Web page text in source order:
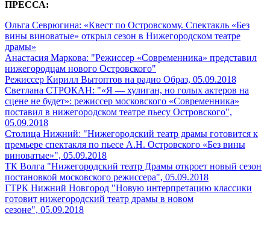
ПРЕССА:
Ольга Севрюгина: «Квест по Островскому. Спектакль «Без
вины виноватые» открыл сезон в Нижегородском театре
драмы»
Анастасия Маркова: "Режиссер «Современника» представил
нижегородцам нового Островского"
Режиссер Кирилл Вытоптов на радио Образ, 05.09.2018
Светлана СТРОКАН: "«Я — хулиган, но голых актеров на
сцене не будет»: режиссер московского «Современника»
поставил в нижегородском театре пьесу Островского",
05.09.2018
Столица Нижний: "Нижегородский театр драмы готовится к
премьере спектакля по пьесе А.Н. Островского «Без вины
виноватые»", 05.09.2018
ТК Волга "Нижегородский театр Драмы откроет новый сезон
постановкой московского режиссера", 05.09.2018
ГТРК Нижний Новгород "Новую интерпретацию классики
готовит нижегородский театр драмы в новом
сезоне", 05.09.2018